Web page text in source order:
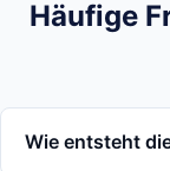
Häufige
Wie entsteht